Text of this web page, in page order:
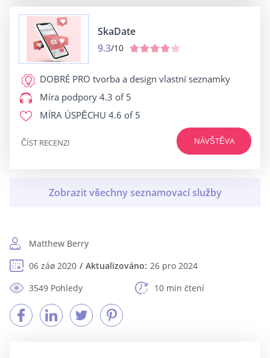
SkaDate
9.3/10
DOBRÉ PRO tvorba a design vlastní seznamky
Míra podpory 4.3 of 5
MÍRA ÚSPĚCHU 4.6 of 5
NÁVŠTĚVA
ČÍST RECENZI
Matthew Berry
06 záø 2020
Aktualizováno: 26 pro 2024
3549 Pohledy
10 min čtení